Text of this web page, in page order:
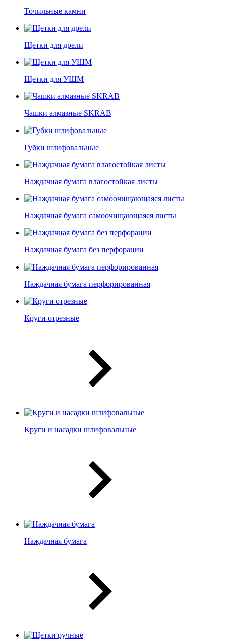
Точильные камни
Щетки для дрели
Щетки для УШМ
Чашки алмазные SKRAB
Губки шлифовальные
Наждачная бумага влагостойкая листы
Наждачная бумага самоочищающаяся листы
Наждачная бумага без перфорации
Наждачная бумага перфорированная
Круги отрезные
Круги и насадки шлифовальные
Наждачная бумага